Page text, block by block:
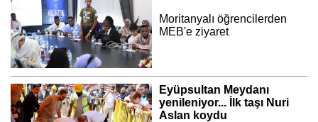
Moritanyalı öğrencilerden
MEB'e ziyaret
Eyüpsultan Meydanı
yenileniyor... İlk taşı Nuri
Aslan koydu